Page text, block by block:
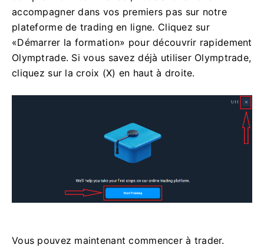
accompagner dans vos premiers pas sur notre
plateforme de trading en ligne. Cliquez sur
«Démarrer la formation» pour découvrir rapidement
Olymptrade. Si vous savez déjà utiliser Olymptrade,
cliquez sur la croix (X) en haut à droite.
Vous pouvez maintenant commencer à trader.